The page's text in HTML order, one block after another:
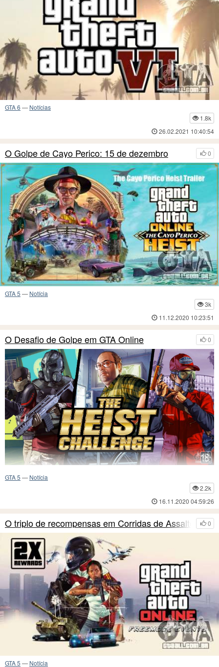
GTA 6 — Notícias
1.8k
26.02.2021 10:40:54
0
O Golpe de Cayo Perico: 15 de dezembro
GTA 5 — Notícia
3k
11.12.2020 10:23:51
0
O Desafio de Golpe em GTA Online
GTA 5 — Notícia
2.2k
16.11.2020 04:59:26
0
O triplo de recompensas em Corridas de Assalto c
GTA 5 — Notícia